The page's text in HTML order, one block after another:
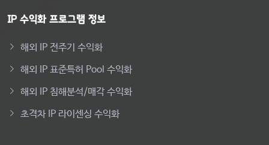
IP 수익화 프로그램 정보
해외 IP 전주기 수익화
해외 IP 표준특허 Pool 수익화
해외 IP 침해분석/매각 수익화
초격차 IP 라이센싱 수익화